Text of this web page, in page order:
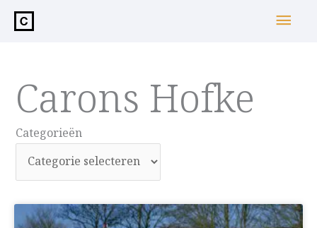
inhoud
Carons Hofke
Categorieën
Categorieën